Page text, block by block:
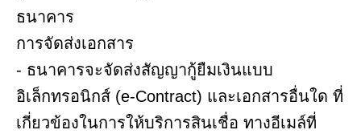
ธนาคาร
การจัดส่งเอกสาร
- ธนาคารจะจัดส่งสัญญากู้ยืมเงินแบบ
อิเล็กทรอนิกส์ (e-Contract) และเอกสารอื่นใด ที่
เกี่ยวข้องในการให้บริการสินเชื่อ ทางอีเมล์ที่